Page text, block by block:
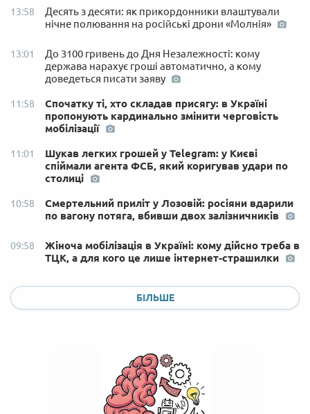
13:58
Десять з десяти: як прикордонники влаштували
нічне полювання на російські дрони «Молнія»
13:01
До 3100 гривень до Дня Незалежності: кому
держава нарахує гроші автоматично, а кому
доведеться писати заяву
11:58
Спочатку ті, хто складав присягу: в Україні
пропонують кардинально змінити черговість
мобілізації
11:01
Шукав легких грошей у Telegram: у Києві
спіймали агента ФСБ, який коригував удари по
столиці
10:58
Смертельний приліт у Лозовій: росіяни вдарили
по вагону потяга, вбивши двох залізничників
09:58
Жіноча мобілізація в Україні: кому дійсно треба в
ТЦК, а для кого це лише інтернет-страшилки
БІЛЬШЕ